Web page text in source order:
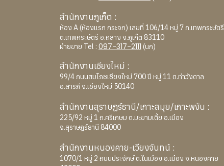
สำนักงานภูเก็ต :
ห้อง A (ห้องแรก กระจก) เลขที่ 106/14 หมู่ 7 ถ.เทพกระษัตรี
ต.เทพกระษัตรี อ.ถลาง จ.ภูเก๊ต 83110
ฝ่ายขาย Tel : 097-317-2111 (นก)
สำนักงานเชียงใหม่ :
99/4 ถนนสมโภชเชียงใหม่ 700 ปี หมู่ 11 ต.ท่าวังตาล
อ.สารภี จ.เชียงใหม่ 50140
สำนักงานสุราษฏร์ธานี/เกาะสมุย/เกาะพงัน :
225/92 หมู่ 1 ถ.ศรีเกษม ต.มะขามเตี้ย อ.เมือง
จ.สุราษฎร์ธานี 84000
สำนักงานหนองคาย-เวียงจันทน์ :
1070/1 หมู่ 2 ถนนประจักษ์ ต.ในเมือง อ.เมือง จ.หนองคาย